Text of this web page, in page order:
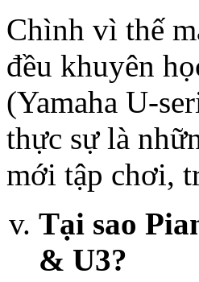
Chình vì thế
đều khuyên
(Yamaha U-
thực sự là
mới tập chơi,
Tại sao
& U3?